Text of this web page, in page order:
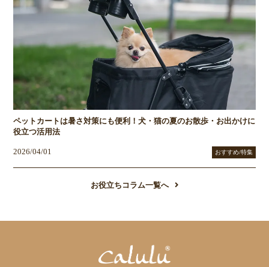
ペットカートは暑さ対策にも便利！犬・猫の夏のお散歩・お出かけに
役立つ活用法
2026/04/01 おすすめ/特集
お役立ちコラム一覧へ